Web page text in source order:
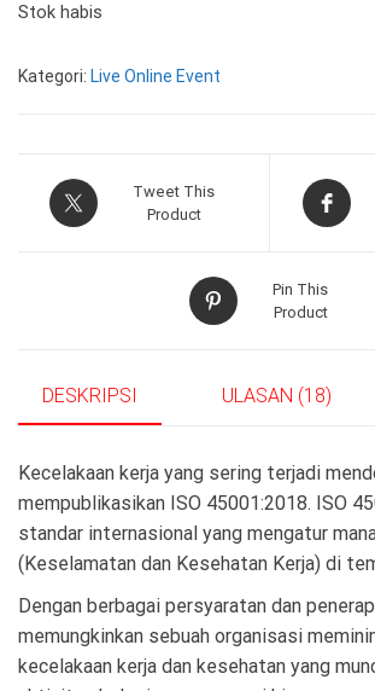
Stok habis
Kategori: Live Online Event
Tweet This
Product
Pin This
Product
DESKRIPSI ULASAN (18)
Kecelakaan kerja yang sering terjadi
mempublikasikan ISO 45001:2018. ISO
standar internasional yang mengatur
(Keselamatan dan Kesehatan Kerja) di
Dengan berbagai persyaratan dan
memungkinkan sebuah organisasi
kecelakaan kerja dan kesehatan yang